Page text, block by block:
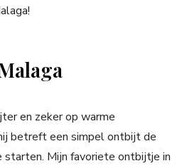
en zeker op warme
betreft een simpel ontbijt de
starten. Mijn favoriete ontbijtje in